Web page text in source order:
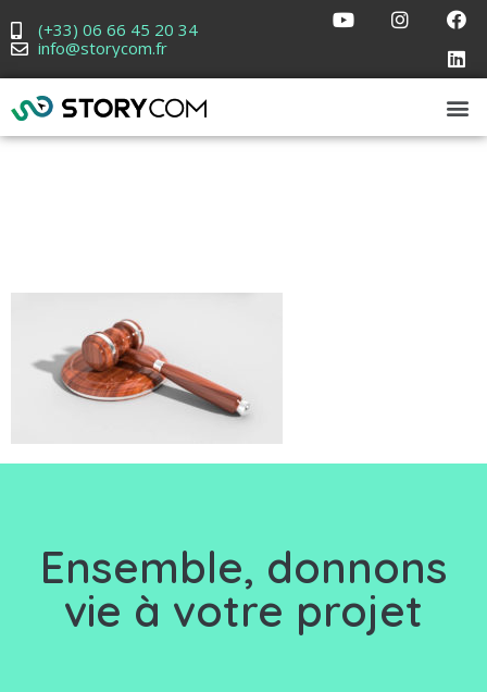
(+33) 06 66 45 20 34
info@storycom.fr
Ensemble, donnons
vie à votre projet